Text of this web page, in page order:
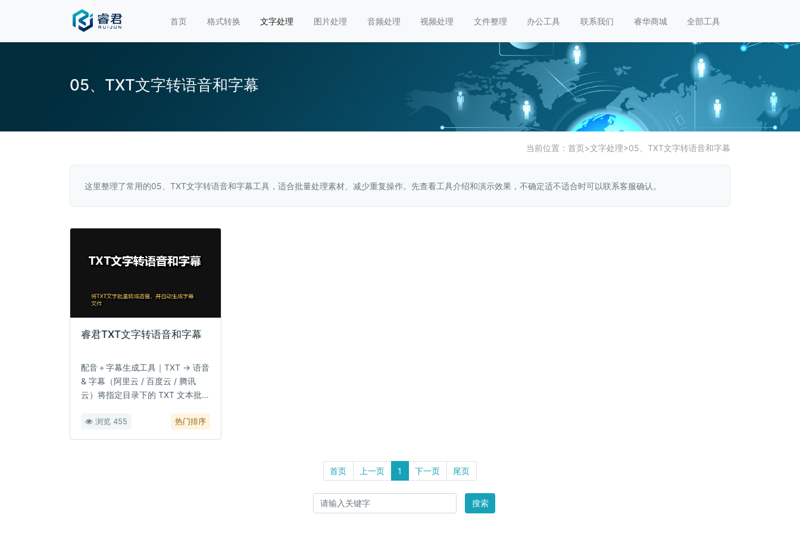
首页 格式转换 文字处理 图片处理 音频处理 视频处理 文件整理 办公工具 联系我们 睿华商城 全部工具
05、TXT文字转语音和字幕
当前位置： 首页>文字处理>05、TXT文字转语音和字幕
这里整理了常用的05、TXT文字转语音和字幕工具，适合批量处理素材、减少重复操作。先查看工具介绍和演示效果，不确定适不适合时可以联系客服确认。
睿君TXT文字转语音和字幕
配音＋字幕生成工具｜TXT → 语音
& 字幕（阿里云 / 百度云 / 腾讯
云）将指定目录下的 TXT 文本批量
浏览 455 热门排序
首页 上一页 1 下一页 尾页
搜索